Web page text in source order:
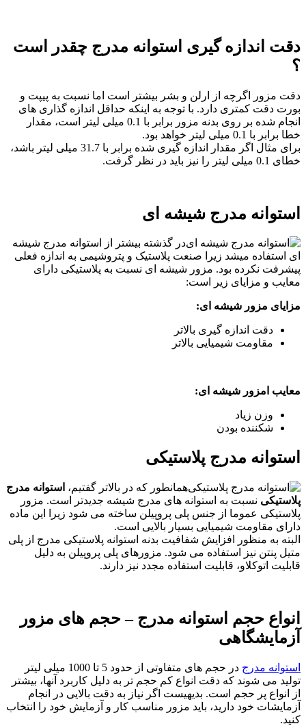
دقت اندازه گیری استوانه مدرج چقدر است
؟
دقت مزور اگرچه از ارلن و بشر بیشتر است اما نسبت به پیپت و
بورت دقت کمتری دارد. با توجه به اینکه حداقل اندازه گذاری های
انجام شده بر روی بدنه مزور برابر با 0.1 میلی لیتر است، مقدار
خطا برابر با 0.1 میلی لیتر خواهد بود.
برای مثال اگر مقدار اندازه گیری شده برابر با 31.7 میلی لیتر باشد،
خطای 0.1 میلی لیتر را نیز باید در نظر گرفت.
استوانه مدرج شیشه ای
در گذشته بیشتر از استوانه مدرج شیشه
ای استفاده میشد زیرا صنعت پلاستیک و پتروشیمی به اندازه فعلی
پیشرفت نکرده بود. مزور شیشه ای نسبت به پلاستیکی دارای
معایب و مزایای زیر است:
مزایای مزور شیشه ای:
دقت اندازه گیری بالاتر
مقاومت شیمیایی بالاتر
معایب امزور شیشه ای:
وزن زیاد
شکننده بودن
استوانه مدرج پلاستیکی
همانطور که در بالاتر گفتیم، استوانه مدرج
پلاستیکی نسبت به استوانه های مدرج شیشه جدیدتر است. مزور
پلاستیکی عموما از جنس پلی پروپیلن ساخته می شود زیرا این ماده
دارای مقاومت شیمیایی بسیار بالایی است.
البته به منظور افزایش شفافیت بدنه استوانه پلاستیکی مدرج از پلی
متیل پنتن نیز استفاده می شود. مزورهای پلی پروپیلن به دلیل
قابلیت اتوکلاو، قابلیت استفاده مجدد نیز دارند.
انواع حجم استوانه مدرج – حجم های مزور
آزمایشگاهی
استوانه مدرج
در حجم های متفاوتی از حدود 5 تا 1000 میلی لیتر
تولید می شوند که دقت انواع کم حجم تر به دلیل کاربرد آنها، بیشتر
از انواع پر حجم است. بدیهیست اگر نیاز به دقت بالایی در انجام
آزمایشات خود دارید، باید مزور مناسب کار و آزمایش خود را انتخاب
کنید.